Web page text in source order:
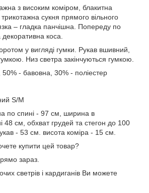
з високим коміром, блакитна
сукня прямого вільного
– гладка панчішна. Попереду по
коса.
у вигляді гумки. Рукав вшивний,
Низ светра закінчуються гумкою.
- бавовна, 30% - поліестер
S/M
по спині - 97 см, ширина в
48 см, обхват грудей та стегон до 100
- 53 см. висота коміра - 15 см.
купити цей товар?
зараз.
светрів і кардиганів Ви можете